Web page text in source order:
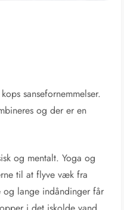
sansefornemmelser.
og der er en
og mentalt. Yoga og
til at flyve væk fra
lange indåndinger får